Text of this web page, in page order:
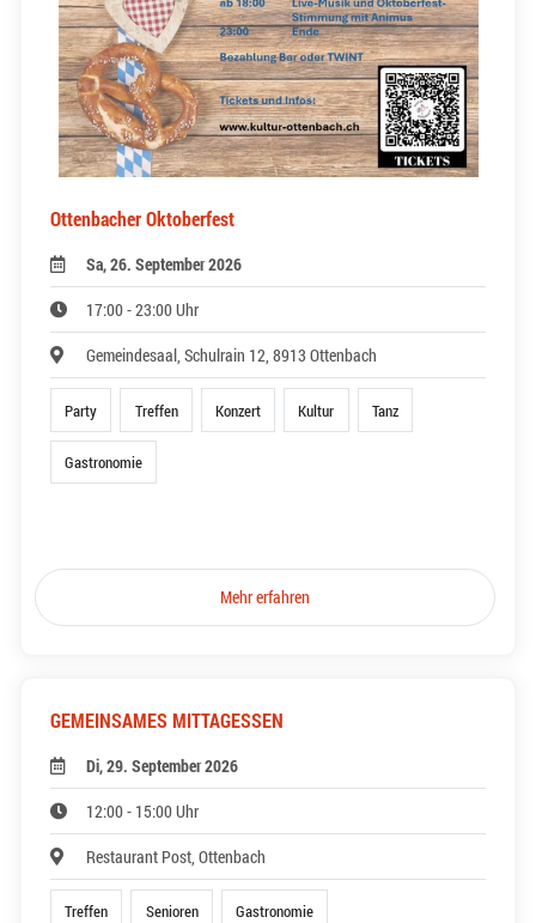
Ottenbacher Oktoberfest
Sa, 26. September 2026
17:00 - 23:00 Uhr
Gemeindesaal, Schulrain 12, 8913 Ottenbach
Party Treffen Konzert Kultur Tanz
Gastronomie
Mehr erfahren
GEMEINSAMES MITTAGESSEN
Di, 29. September 2026
12:00 - 15:00 Uhr
Restaurant Post, Ottenbach
Treffen Senioren Gastronomie